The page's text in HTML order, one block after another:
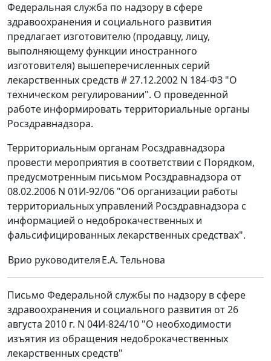
Федеральная служба по надзору в сфере
здравоохранения и социального развития
предлагает изготовителю (продавцу, лицу,
выполняющему функции иностранного
изготовителя) вышеперечисленных серий
лекарственных средств # 27.12.2002 N 184-ФЗ "О
техническом регулировании". О проведенной
работе информировать территориальные органы
Росздравнадзора.
Территориальным органам Росздравнадзора
провести мероприятия в соответствии с Порядком,
предусмотренным письмом Росздравнадзора от
08.02.2006 N 01И-92/06 "Об организации работы
территориальных управлений Росздравнадзора с
информацией о недоброкачественных и
фальсифицированных лекарственных средствах".
Врио руководителяЕ.А. Тельнова
Письмо Федеральной службы по надзору в сфере
здравоохранения и социального развития от 26
августа 2010 г. N 04И-824/10 "О необходимости
изъятия из обращения недоброкачественных
лекарственных средств"